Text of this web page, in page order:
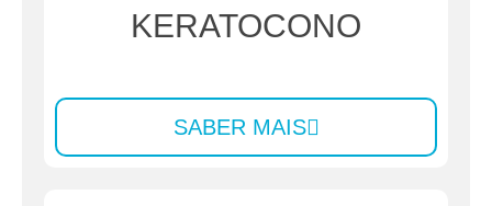
KERATOCONO
SABER MAIS